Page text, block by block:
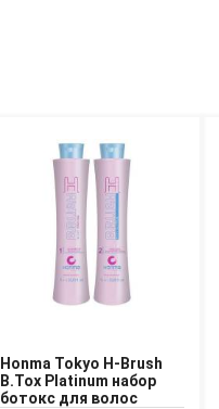
Honma Tokyo H-Brush
B.Tox Platinum набор
ботокс для волос